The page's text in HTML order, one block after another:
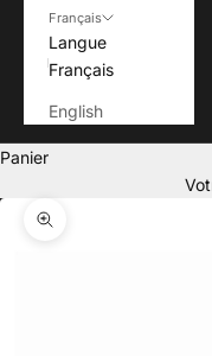
Français
Langue
Français
English
Panier
Zoomer sur l'image